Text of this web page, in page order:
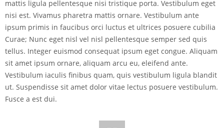
mattis ligula pellentesque nisi tristique porta. Vestibulum eget
nisi est. Vivamus pharetra mattis ornare. Vestibulum ante
ipsum primis in faucibus orci luctus et ultrices posuere cubilia
Curae; Nunc eget nisl vel nisl pellentesque semper sed quis
tellus. Integer euismod consequat ipsum eget congue. Aliquam
sit amet ipsum ornare, aliquam arcu eu, eleifend ante.
Vestibulum iaculis finibus quam, quis vestibulum ligula blandit
ut. Suspendisse sit amet dolor vitae lectus posuere vestibulum.
Fusce a est dui.